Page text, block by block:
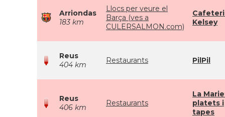
Arriondas
183 km
Llocs per veure el
Barça (ves a
CULERSALMON.com)
Kelsey
Reus
404 km
Restaurants PilPil
Reus
406 km
Restaurants
La
platets i
tapes